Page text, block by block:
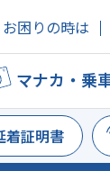
お困りの時は
マナカ・乗
着証明書